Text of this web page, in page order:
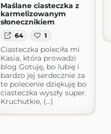
Maślane ciasteczka z
karmelizowanym
słonecznikiem
64 1
Ciasteczka poleciła mi
Kasia, która prowadzi
blog Gotuję, bo lubię i
bardzo jej serdecznie za
te polecenie dziękuję bo
ciasteczka wyszły super.
Kruchutkie, (...)